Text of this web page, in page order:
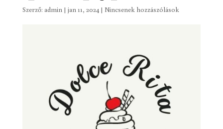
Szerző: admin| jan 11, 2024| Nincsenek hozzászólások